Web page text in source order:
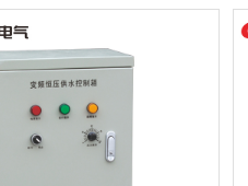
使用, 室内无腐蚀性气体、液
体等